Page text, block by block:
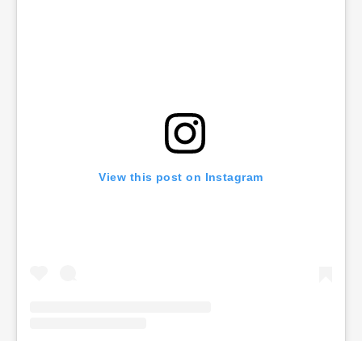
View this post on Instagram